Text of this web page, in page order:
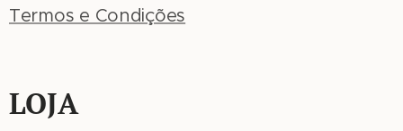
Termos e Condições
LOJA